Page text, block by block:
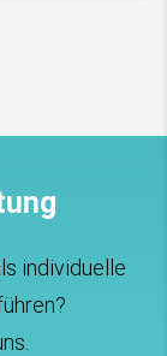
individuelle